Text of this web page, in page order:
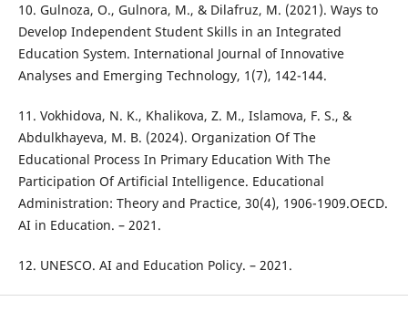
10. Gulnoza, O., Gulnora, M., & Dilafruz, M. (2021). Ways to
Develop Independent Student Skills in an Integrated
Education System. International Journal of Innovative
Analyses and Emerging Technology, 1(7), 142-144.
11. Vokhidova, N. K., Khalikova, Z. M., Islamova, F. S., &
Abdulkhayeva, M. B. (2024). Organization Of The
Educational Process In Primary Education With The
Participation Of Artificial Intelligence. Educational
Administration: Theory and Practice, 30(4), 1906-1909.OECD.
AI in Education. – 2021.
12. UNESCO. AI and Education Policy. – 2021.